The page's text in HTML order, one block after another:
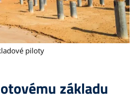
piloty
základu